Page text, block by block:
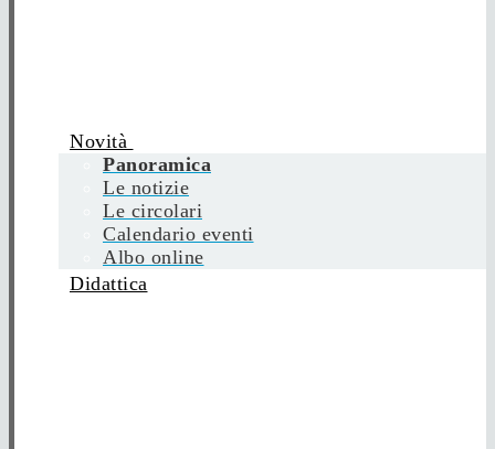
Novità
Panoramica
Le notizie
Le circolari
Calendario eventi
Albo online
Didattica